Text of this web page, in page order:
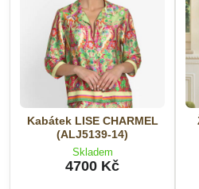
Kabátek LISE CHARMEL
(ALJ5139-14)
Skladem
4700 Kč